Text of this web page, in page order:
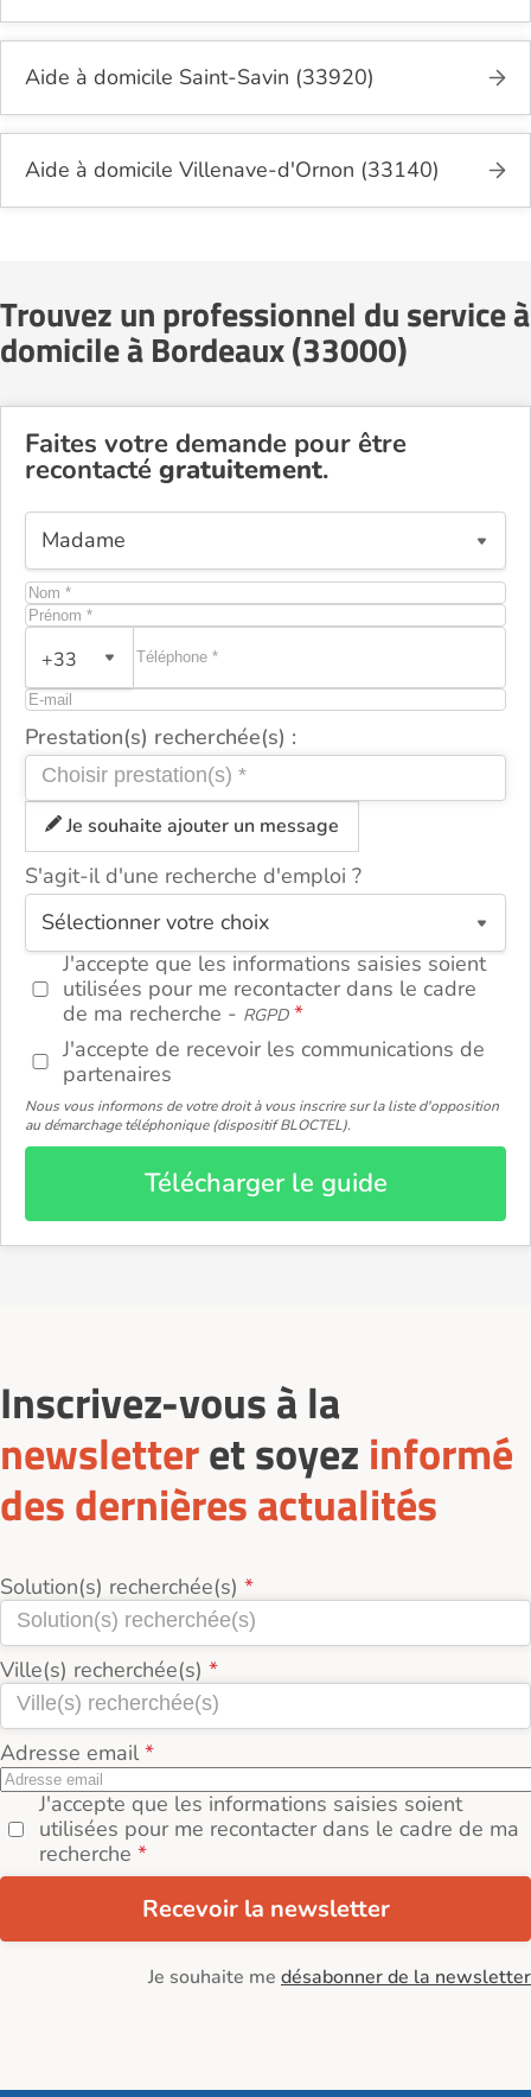
Aide à domicile Saint-Savin (33920)
Aide à domicile Villenave-d'Ornon (33140)
Trouvez un professionnel du service à
domicile à Bordeaux (33000)
Faites votre demande pour être
recontacté gratuitement.
+33
Prestation(s) recherchée(s) :
Je souhaite ajouter un message
S'agit-il d'une recherche d'emploi ?
J'accepte que les informations saisies soient
utilisées pour me recontacter dans le cadre
de ma recherche - RGPD
J'accepte de recevoir les communications de
partenaires
Nous vous informons de votre droit à vous inscrire sur la liste d'opposition
au démarchage téléphonique (dispositif BLOCTEL).
Télécharger le guide
ou
Inscrivez-vous à la
newsletteret soyez informé
des dernières actualités
Solution(s) recherchée(s)
Ville(s) recherchée(s)
Adresse email
J'accepte que les informations saisies soient
utilisées pour me recontacter dans le cadre de ma
recherche
Recevoir la newsletter
Je souhaite me désabonner de la newsletter